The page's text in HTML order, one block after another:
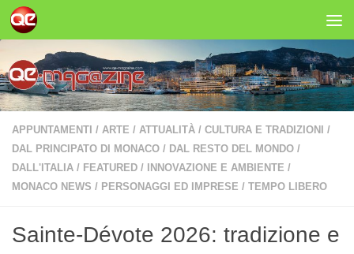
Salta al contenuto
APPUNTAMENTI / ARTE / ATTUALITÀ / CULTURA E TRADIZIONI
/
DAL PRINCIPATO DI MONACO / DAL RESTO DEL MONDO /
DALL'ITALIA / FEATURED / INNOVAZIONE E AMBIENTE /
MONACO NEWS / PERSONAGGI ED IMPRESE / TEMPO LIBERO
Sainte-Dévote 2026: tradizione e